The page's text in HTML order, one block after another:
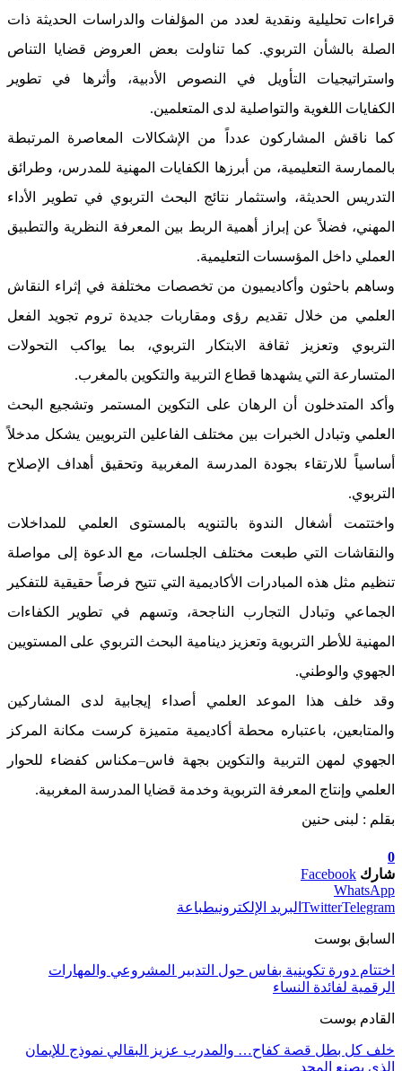
قراءات تحليلية ونقدية لعدد من المؤلفات والدراسات الحديثة ذات
الصلة بالشأن التربوي. كما تناولت بعض العروض قضايا التناص
واستراتيجيات التأويل في النصوص الأدبية، وأثرها في تطوير
الكفايات اللغوية والتواصلية لدى المتعلمين.
كما ناقش المشاركون عدداً من الإشكالات المعاصرة المرتبطة
بالممارسة التعليمية، من أبرزها الكفايات المهنية للمدرس، وطرائق
التدريس الحديثة، واستثمار نتائج البحث التربوي في تطوير الأداء
المهني، فضلاً عن إبراز أهمية الربط بين المعرفة النظرية والتطبيق
العملي داخل المؤسسات التعليمية.
وساهم باحثون وأكاديميون من تخصصات مختلفة في إثراء النقاش
العلمي من خلال تقديم رؤى ومقاربات جديدة تروم تجويد الفعل
التربوي وتعزيز ثقافة الابتكار التربوي، بما يواكب التحولات
المتسارعة التي يشهدها قطاع التربية والتكوين بالمغرب.
وأكد المتدخلون أن الرهان على التكوين المستمر وتشجيع البحث
العلمي وتبادل الخبرات بين مختلف الفاعلين التربويين يشكل مدخلاً
أساسياً للارتقاء بجودة المدرسة المغربية وتحقيق أهداف الإصلاح
التربوي.
واختتمت أشغال الندوة بالتنويه بالمستوى العلمي للمداخلات
والنقاشات التي طبعت مختلف الجلسات، مع الدعوة إلى مواصلة
تنظيم مثل هذه المبادرات الأكاديمية التي تتيح فرصاً حقيقية للتفكير
الجماعي وتبادل التجارب الناجحة، وتسهم في تطوير الكفاءات
المهنية للأطر التربوية وتعزيز دينامية البحث التربوي على المستويين
الجهوي والوطني.
وقد خلف هذا الموعد العلمي أصداء إيجابية لدى المشاركين
والمتابعين، باعتباره محطة أكاديمية متميزة كرست مكانة المركز
الجهوي لمهن التربية والتكوين بجهة فاس–مكناس كفضاء للحوار
العلمي وإنتاج المعرفة التربوية وخدمة قضايا المدرسة المغربية.
بقلم : لبنى حنين
0
شارك Facebook
WhatsApp
TwitterTelegram البريد الإلكترونيطباعة
السابق بوست
اختتام دورة تكوينية بفاس حول التدبير المشروعي والمهارات
الرقمية لفائدة النساء
القادم بوست
خلف كل بطل قصة كفاح… والمدرب عزيز البقالي نموذج للإيمان
الذي يصنع المجد